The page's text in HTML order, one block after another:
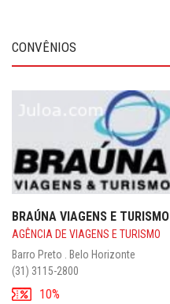
CONVÊNIOS
BRAÚNA VIAGENS E TURISMO
AGÊNCIA DE VIAGENS E TURISMO
Barro Preto . Belo Horizonte
(31) 3115-2800
10%